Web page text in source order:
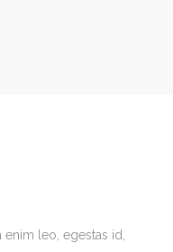
leo, egestas id,